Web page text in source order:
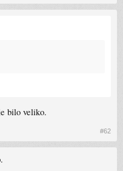
bilo veliko.
#62